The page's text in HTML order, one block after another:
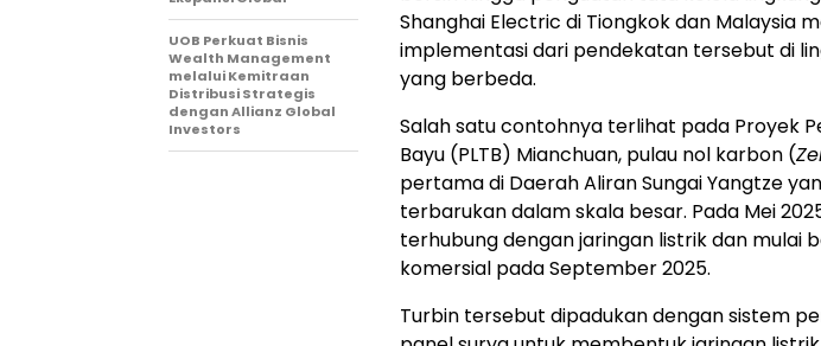
Shanghai Electric di Tiongkok dan Malaysia
implementasi dari pendekatan tersebut di
yang berbeda.
Salah satu contohnya terlihat pada Proyek
Bayu (PLTB) Mianchuan, pulau nol karbon (
pertama di Daerah Aliran Sungai Yangtze
terbarukan dalam skala besar. Pada Mei
terhubung dengan jaringan listrik dan mulai
komersial pada September 2025.
Turbin tersebut dipadukan dengan sistem
UOB Perkuat Bisnis
Wealth Management
melalui Kemitraan
Distribusi Strategis
dengan Allianz Global
Investors